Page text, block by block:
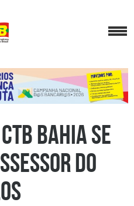
Bahia se
do